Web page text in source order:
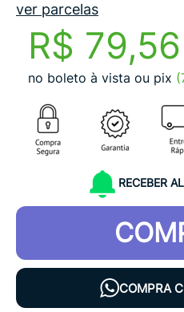
ver parcelas
R$ 79,56
no boleto à vista ou pix
RECEBER
COMPRA